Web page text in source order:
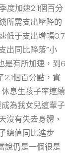
度加速2.1個百分
所需支出壓降的
低于支出增幅0.7
出同比降落“小
是有所加速，到6
2.1個百分點，資
息生孩子率連續
為我女兒這輩子
沒有失去身體，
總值同比進步
說仍是一個很是